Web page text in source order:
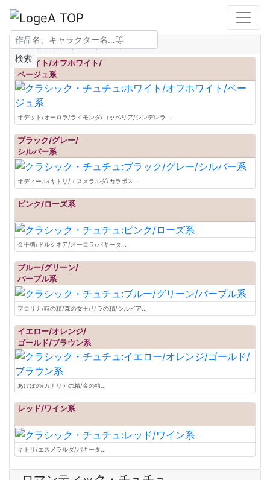
検索
クラシック・チュチュ
ホワイト/オフホワイト/
ベージュ系
オデット/オーロラ/ライモンダ/コッペリア/シンデレラ...
ブラック/グレー/
シルバー系
オディール/キトリ/エスメラルダ/カラボス...
ピンク/ローズ系
金平糖/ドルシネア/オーロラ/パキータ...
ブルー/グリーン/
パープル系
フロリナ/時の精/森の女王/リラの精/シルビア...
イエロー/オレンジ/
ゴールド/ブラウン系
あけぼの/カナリアの精/金の精...
レッド/ワイン系
キトリ/エスメラルダ/パキータ...